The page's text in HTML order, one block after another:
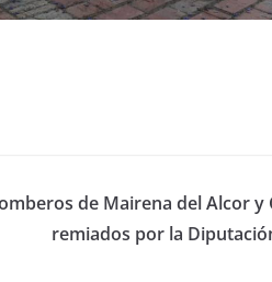
de Mairena del Alcor y
remiados por la